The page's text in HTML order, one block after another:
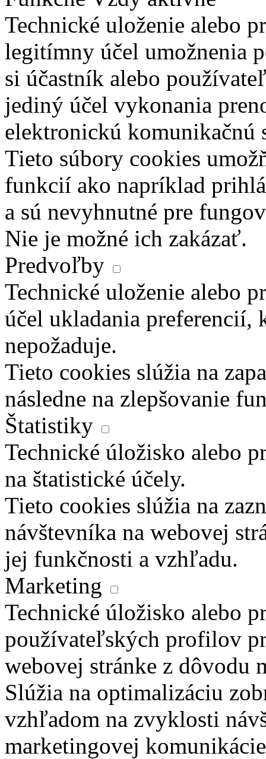
Technické uloženie alebo
legitímny účel umožnenia
si účastník alebo
jediný účel vykonania
elektronickú komunikačnú
Tieto súbory cookies
funkcií ako napríklad
a sú nevyhnutné pre
Nie je možné ich zakázať.
Predvoľby
Technické uloženie alebo
účel ukladania preferencií,
nepožaduje.
Tieto cookies slúžia na
následne na zlepšovanie
Štatistiky
Technické úložisko alebo
na štatistické účely.
Tieto cookies slúžia na
návštevníka na webovej
jej funkčnosti a vzhľadu.
Marketing
Technické úložisko alebo
používateľských profilov
webovej stránke z dôvodu
Slúžia na optimalizáciu
vzhľadom na zvyklosti
marketingovej